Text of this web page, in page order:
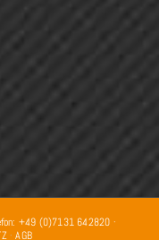
+49 (0)7131 642820 ·
·AGB